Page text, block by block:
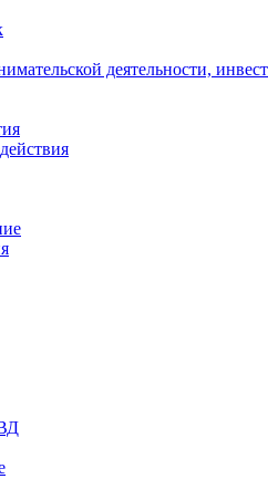
деятельности,